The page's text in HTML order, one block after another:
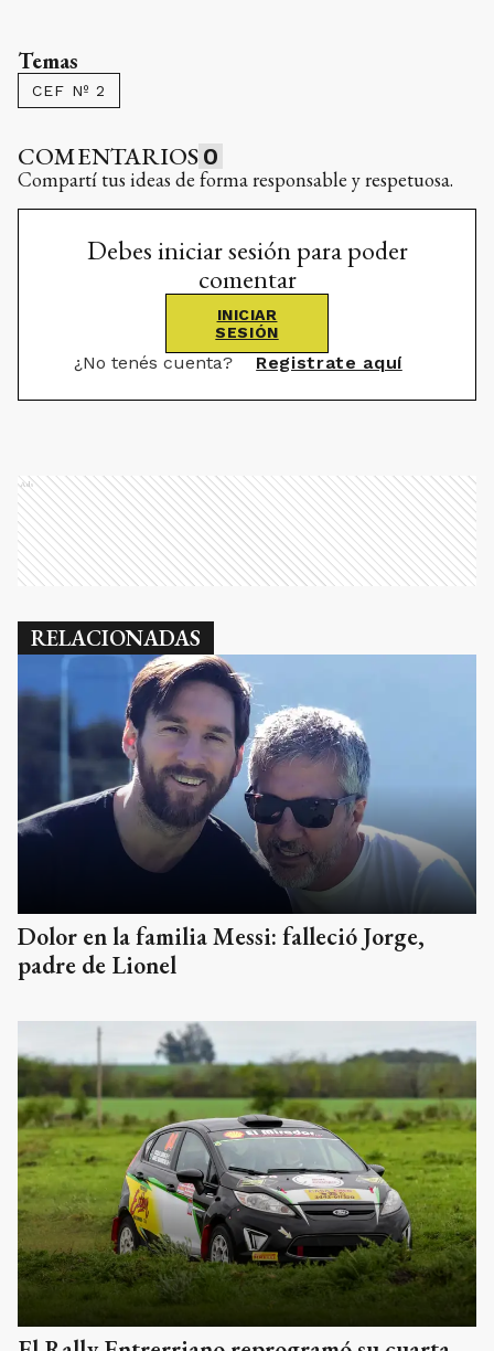
Temas
CEF Nº 2
COMENTARIOS 0
Compartí tus ideas de forma responsable y respetuosa.
Debes iniciar sesión para poder
comentar
INICIAR
SESIÓN
¿No tenés cuenta? Registrate aquí
Ads
RELACIONADAS
Dolor en la familia Messi: falleció Jorge,
padre de Lionel